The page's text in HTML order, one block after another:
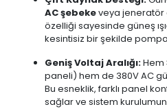
AC şebekeveya jeneratör
özelliği sayesinde güneş
kesintisiz bir şekilde
Geniş Voltaj Aralığı:Hem
paneli) hem de 380V AC
Bu esneklik, farklı panel
sağlar ve sistem